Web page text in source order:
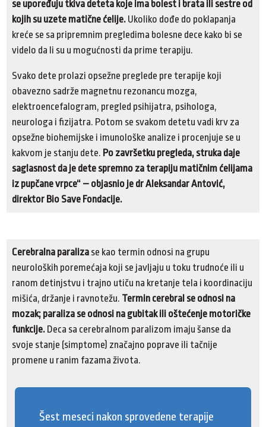
se upoređuju tkiva deteta koje ima bolest i brata ili sestre od
kojih su uzete matične ćelije. Ukoliko dođe do poklapanja
kreće se sa pripremnim pregledima bolesne dece kako bi se
videlo da li su u mogućnosti da prime terapiju.
Svako dete prolazi opsežne preglede pre terapije koji
obavezno sadrže magnetnu rezonancu mozga,
elektroencefalogram, pregled psihijatra, psihologa,
neurologa i fizijatra. Potom se svakom detetu vadi krv za
opsežne biohemijske i imunološke analize i procenjuje se u
kakvom je stanju dete. Po završetku pregleda, struka daje
saglasnost da je dete spremno za terapiju matičnim ćelijama
iz pupčane vrpce“ – objasnio je dr Aleksandar Antović,
direktor Bio Save Fondacije.
Cerebralna paraliza se kao termin odnosi na grupu
neuroloških poremećaja koji se javljaju u toku trudnoće ili u
ranom detinjstvu i trajno utiču na kretanje tela i koordinaciju
mišića, držanje i ravnotežu. Termin cerebral se odnosi na
mozak; paraliza se odnosi na gubitak ili oštećenje motoričke
funkcije. Deca sa cerebralnom paralizom imaju šanse da
svoje stanje (simptome) značajno poprave ili tačnije
promene u ranim fazama života.
Šest meseci nakon sprovedene terapije